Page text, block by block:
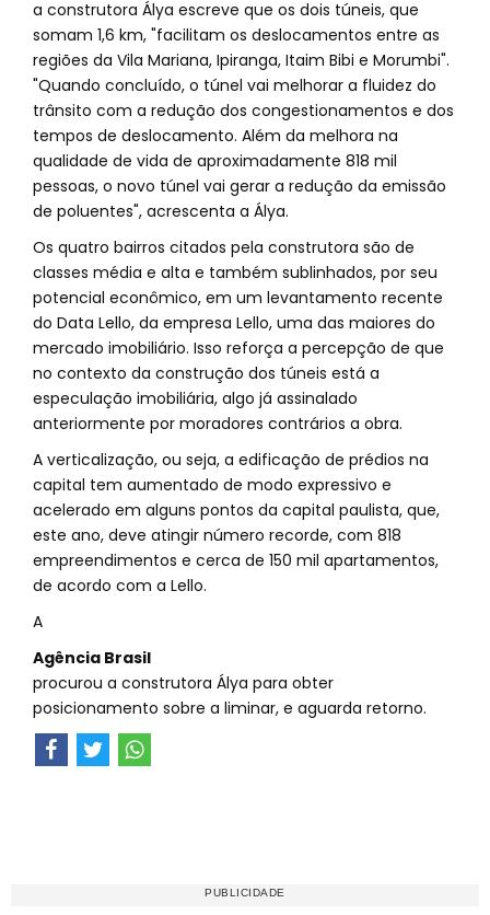
a construtora Álya escreve que os dois túneis, que
somam 1,6 km, "facilitam os deslocamentos entre as
regiões da Vila Mariana, Ipiranga, Itaim Bibi e Morumbi".
"Quando concluído, o túnel vai melhorar a fluidez do
trânsito com a redução dos congestionamentos e dos
tempos de deslocamento. Além da melhora na
qualidade de vida de aproximadamente 818 mil
pessoas, o novo túnel vai gerar a redução da emissão
de poluentes", acrescenta a Álya.
Os quatro bairros citados pela construtora são de
classes média e alta e também sublinhados, por seu
potencial econômico, em um levantamento recente
do Data Lello, da empresa Lello, uma das maiores do
mercado imobiliário. Isso reforça a percepção de que
no contexto da construção dos túneis está a
especulação imobiliária, algo já assinalado
anteriormente por moradores contrários a obra.
A verticalização, ou seja, a edificação de prédios na
capital tem aumentado de modo expressivo e
acelerado em alguns pontos da capital paulista, que,
este ano, deve atingir número recorde, com 818
empreendimentos e cerca de 150 mil apartamentos,
de acordo com a Lello.
A
Agência Brasil
procurou a construtora Álya para obter
posicionamento sobre a liminar, e aguarda retorno.